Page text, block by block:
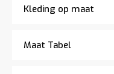
Kleding op maat
Maat Tabel